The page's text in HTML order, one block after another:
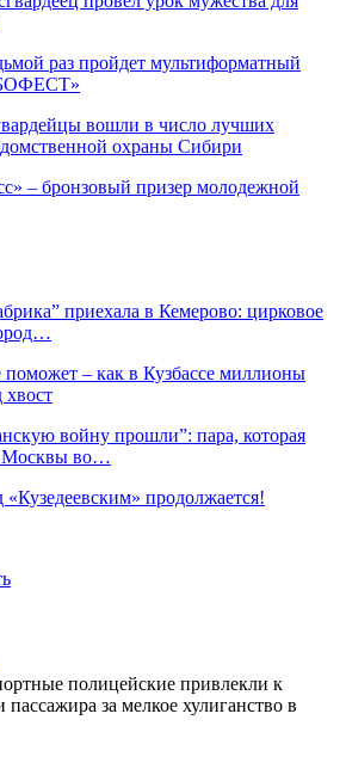
раз пройдет мультиформатный
вошли в число лучших
охраны Сибири
– бронзовый призер молодежной
приехала в Кемерово: цирковое
– как в Кузбассе миллионы
хвост
войну прошли”: пара, которая
Москвы во…
продолжается!
полицейские привлекли к
пассажира за мелкое хулиганство в